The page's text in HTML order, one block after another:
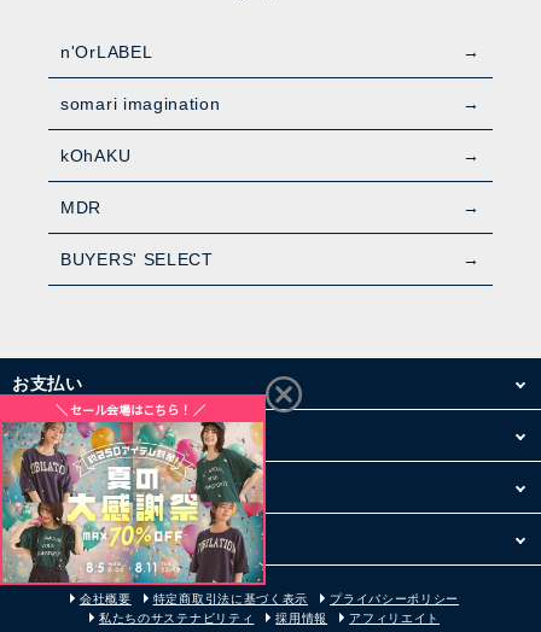
n'OrLABEL
somari imagination
kOhAKU
MDR
BUYERS' SELECT
お支払い
配送・送料
お買い物について
その他
会社概要 特定商取引法に基づく表示
プライバシーポリシー
私たちのサステナビリティ
採用情報 アフィリエイト